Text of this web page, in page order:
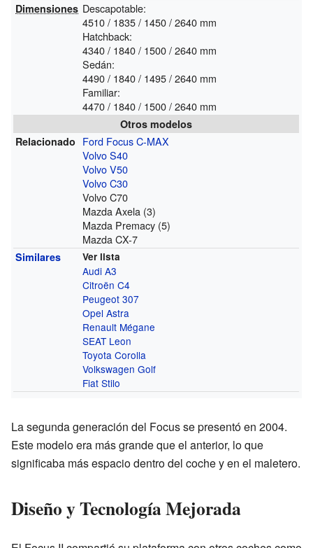
Dimensiones Descapotable:
4510 / 1835 / 1450 / 2640 mm
Hatchback:
4340 / 1840 / 1500 / 2640 mm
Sedán:
4490 / 1840 / 1495 / 2640 mm
Familiar:
4470 / 1840 / 1500 / 2640 mm
Otros modelos
Relacionado Ford Focus C-MAX
Volvo S40
Volvo V50
Volvo C30
Volvo C70
Mazda Axela (3)
Mazda Premacy (5)
Mazda CX-7
Similares Ver lista
Audi A3
Citroën C4
Peugeot 307
Opel Astra
Renault Mégane
SEAT Leon
Toyota Corolla
Volkswagen Golf
Fiat Stilo
La segunda generación del Focus se presentó en 2004.
Este modelo era más grande que el anterior, lo que
significaba más espacio dentro del coche y en el maletero.
Diseño y Tecnología Mejorada